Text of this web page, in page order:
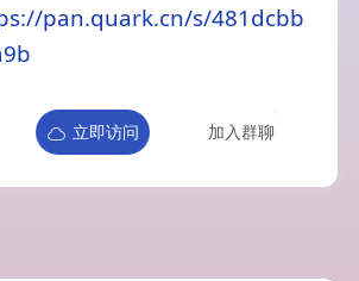
pan.quark.cn/s/481dcbb
立即访问 加入群聊